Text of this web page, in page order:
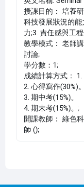
授課目的： 培養
科技發展狀況的
力;3. 責任感與工
教學模式： 老師
討論;
學分數：1;
成績計算方式： 1.
2. 心得寫作(30%)。
3. 期中考(15%)。
4. 期末考(15%)。;
開課教師： 綠色
師 ();